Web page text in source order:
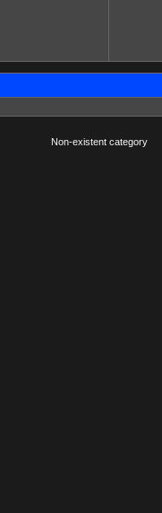
Non-existent category